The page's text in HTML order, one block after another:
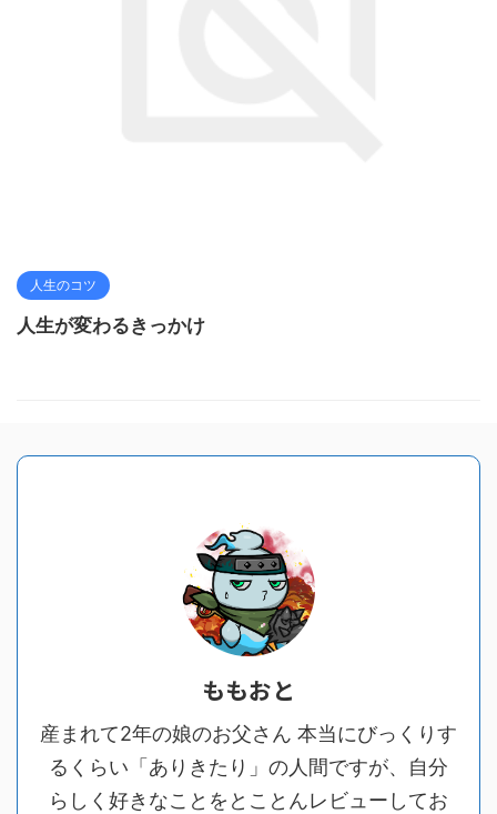
人生のコツ
人生が変わるきっかけ
ももおと
産まれて2年の娘のお父さん 本当にびっくりす
るくらい「ありきたり」の人間ですが、自分
らしく好きなことをとことんレビューしてお